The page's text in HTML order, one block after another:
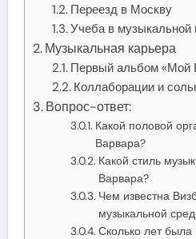
Переезд в Москву
Учеба в музыкальной
Музыкальная карьера
Первый альбом «Мой
Коллаборации и
Вопрос-ответ:
Какой половой
Варвара?
Какой стиль
Варвара?
Чем известна
музыкальной
Сколько лет была